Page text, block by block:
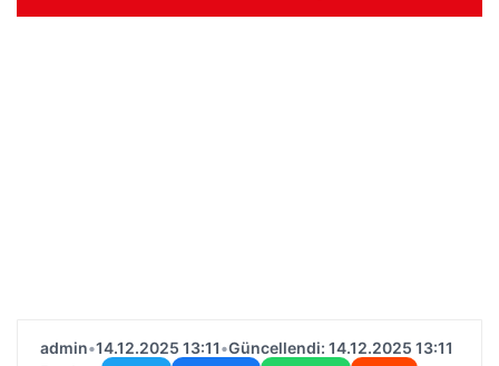
admin•14.12.2025 13:11•Güncellendi: 14.12.2025 13:11